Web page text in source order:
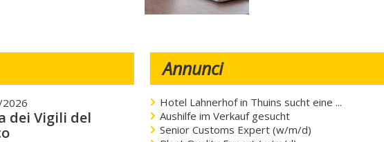
dei Vigili del
Annunci
Hotel Lahnerhof in Thuins sucht eine ...
Aushilfe im Verkauf gesucht
Senior Customs Expert (w/m/d)